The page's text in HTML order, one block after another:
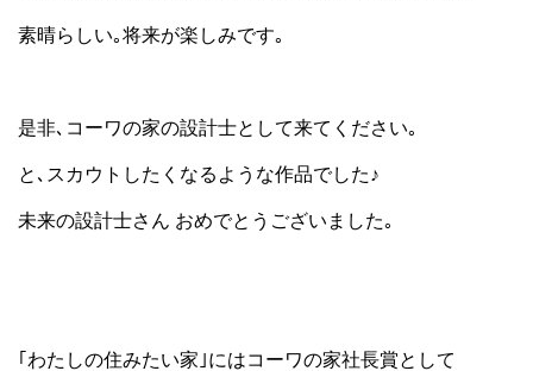
素晴らしい｡将来が楽しみです｡
是非､コーワの家の設計士として来てください｡
と､スカウトしたくなるような作品でした♪
未来の設計士さん おめでとうございました｡
｢わたしの住みたい家｣にはコーワの家社長賞として